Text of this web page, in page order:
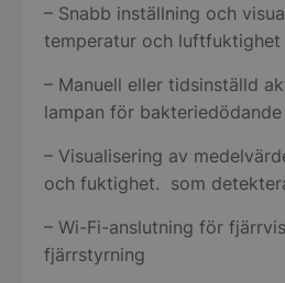
– Snabb inställning och
temperatur och luftfuktighet
– Manuell eller tidsinställd
lampan för bakteriedödande
– Visualisering av
och fuktighet. som
– Wi-Fi-anslutning för
fjärrstyrning